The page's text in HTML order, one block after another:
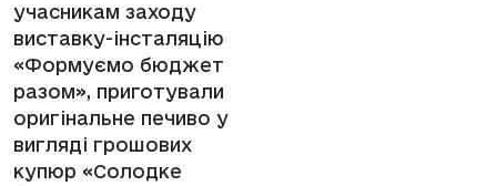
учасникам заходу
виставку-інсталяцію
«Формуємо бюджет
разом», приготували
оригінальне печиво у
вигляді грошових
купюр «Солодке